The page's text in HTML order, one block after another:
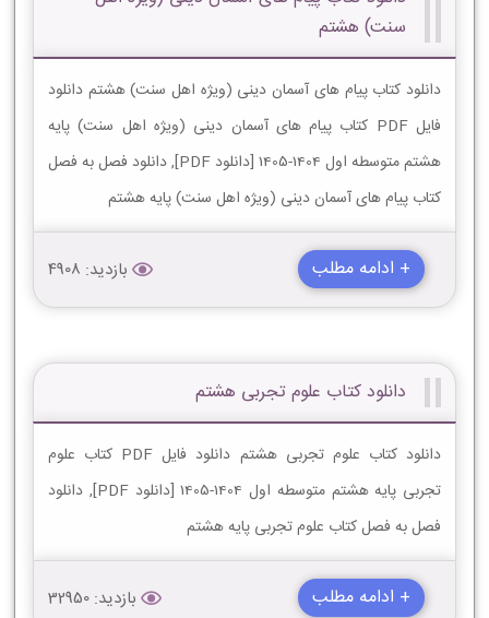
سنت) هشتم
دانلود کتاب پیام های آسمان دینی (ویژه اهل سنت) هشتم دانلود
فایل PDF کتاب پیام های آسمان دینی (ویژه اهل سنت) پایه
هشتم متوسطه اول 1404-1405 [دانلود PDF], دانلود فصل به فصل
کتاب پیام های آسمان دینی (ویژه اهل سنت) پایه هشتم
+ ادامه مطلب بازدید: 4908
دانلود کتاب علوم تجربی هشتم
دانلود کتاب علوم تجربی هشتم دانلود فایل PDF کتاب علوم
تجربی پایه هشتم متوسطه اول 1404-1405 [دانلود PDF], دانلود
فصل به فصل کتاب علوم تجربی پایه هشتم
+ ادامه مطلب بازدید: 32950